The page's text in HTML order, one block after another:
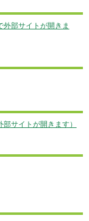
部サイトが開きま
サイトが開きます）